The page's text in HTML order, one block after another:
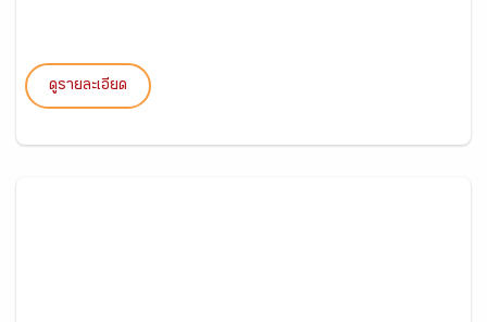
ดูรายละเอียด